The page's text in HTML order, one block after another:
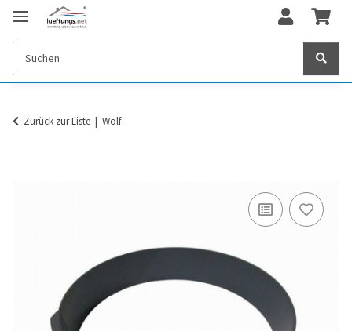
Zurück zur Liste Wolf